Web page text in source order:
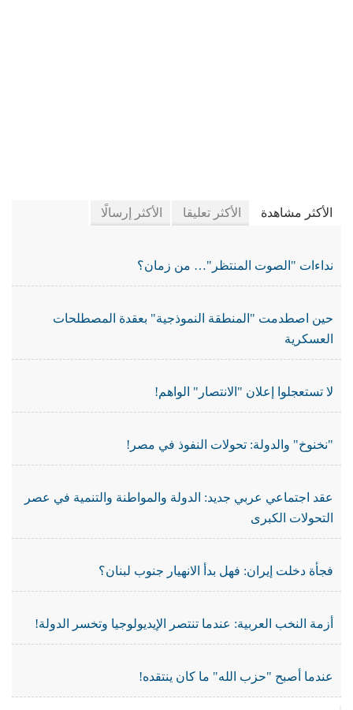
الأكثر مشاهدة الأكثر تعليقا الأكثر إرسالًا
نداءات "الصوت المنتظر"… من زمان؟
حين اصطدمت "المنطقة النموذجية" بعقدة المصطلحات
العسكرية
لا تستعجلوا إعلان "الانتصار" الواهم!
"نخنوخ" والدولة: تحولات النفوذ في مصر!
عقد اجتماعي عربي جديد: الدولة والمواطنة والتنمية في عصر
التحولات الكبرى
فجأة دخلت إيران: فهل بدأ الانهيار جنوب لبنان؟
أزمة النخب العربية: عندما تنتصر الإيديولوجيا وتخسر الدولة!
عندما أصبح "حزب الله" ما كان ينتقده!